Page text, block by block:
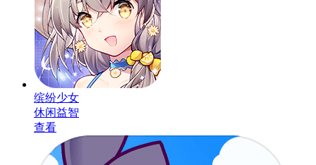
缤纷少女
休闲益智
查看